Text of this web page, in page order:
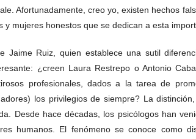
Afortunadamente, creo yo, existen hechos
mujeres honestos que se dedican a esta
Jaime Ruiz, quien establece una sutil
¿creen Laura Restrepo o Antonio
profesionales, dados a la tarea de
los privilegios de siempre? La
Desde hace décadas, los psicólogos han
humanos. El fenómeno se conoce como